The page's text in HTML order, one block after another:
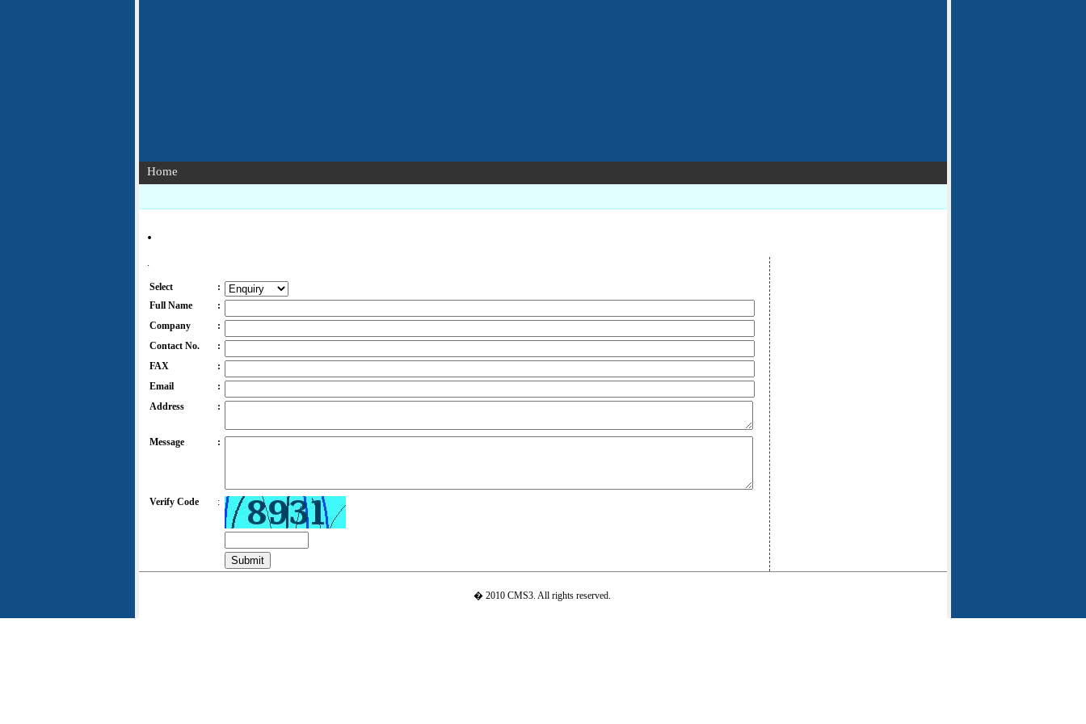
Home
.
.
Select
:
Full Name
:
Company
:
Contact No.
:
FAX
:
Email
:
Address
:
Message :
Verify Code :
� 2010 CMS3. All rights reserved.